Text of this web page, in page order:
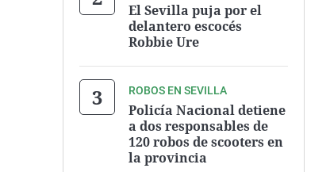
El Sevilla puja por el
delantero escocés
Robbie Ure
ROBOS EN SEVILLA
Policía Nacional detiene
a dos responsables de
120 robos de scooters en
la provincia